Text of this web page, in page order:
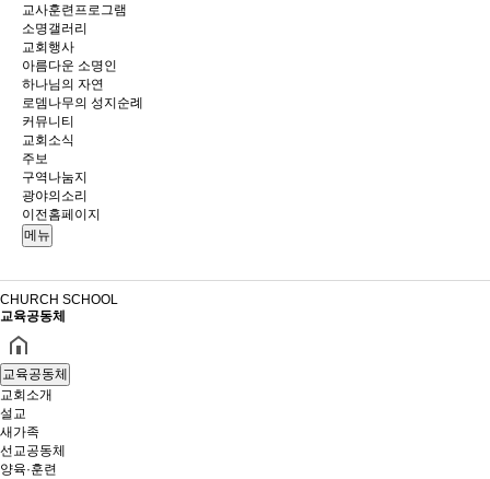
교사훈련프로그램
소명갤러리
교회행사
아름다운 소명인
하나님의 자연
로뎀나무의 성지순례
커뮤니티
교회소식
주보
구역나눔지
광야의소리
이전홈페이지
메뉴
CHURCH SCHOOL
교육공동체
교육공동체
교회소개
설교
새가족
선교공동체
양육·훈련